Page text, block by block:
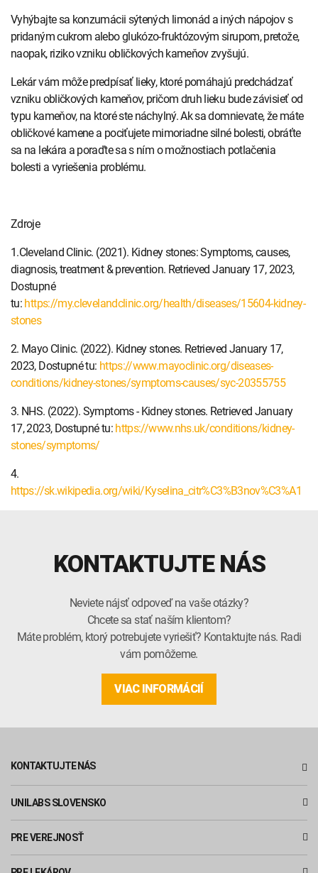
Vyhýbajte sa konzumácii sýtených limonád a iných nápojov s
pridaným cukrom alebo glukózo-fruktózovým sirupom, pretože,
naopak, riziko vzniku obličkových kameňov zvyšujú.
Lekár vám môže predpísať lieky, ktoré pomáhajú predchádzať
vzniku obličkových kameňov, pričom druh lieku bude závisieť od
typu kameňov, na ktoré ste náchylný. Ak sa domnievate, že máte
obličkové kamene a pociťujete mimoriadne silné bolesti, obráťte
sa na lekára a poraďte sa s ním o možnostiach potlačenia
bolesti a vyriešenia problému.
Zdroje
1.Cleveland Clinic. (2021). Kidney stones: Symptoms, causes,
diagnosis, treatment & prevention. Retrieved January 17, 2023,
Dostupné
tu:https://my.clevelandclinic.org/health/diseases/15604-kidney-
stones
2. Mayo Clinic. (2022). Kidney stones. Retrieved January 17,
2023, Dostupné tu: https://www.mayoclinic.org/diseases-
conditions/kidney-stones/symptoms-causes/syc-20355755
3. NHS. (2022). Symptoms - Kidney stones. Retrieved January
17, 2023, Dostupné tu:https://www.nhs.uk/conditions/kidney-
stones/symptoms/
4.
https://sk.wikipedia.org/wiki/Kyselina_citr%C3%B3nov%C3%A1
KONTAKTUJTE NÁS
Neviete nájsť odpoveď na vaše otázky?
Chcete sa stať naším klientom?
Máte problém, ktorý potrebujete vyriešiť? Kontaktujte nás. Radi
vám pomôžeme.
VIAC INFORMÁCIÍ
KONTAKTUJTE NÁS
UNILABS SLOVENSKO
PRE VEREJNOSŤ